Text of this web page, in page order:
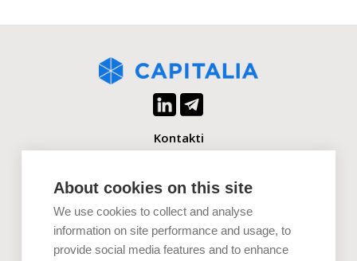
About cookies on this site
We use cookies to collect and analyse
information on site performance and usage, to
provide social media features and to enhance
Kontakti
+371 2880 0880
Uzņēmumiem
Investoriem